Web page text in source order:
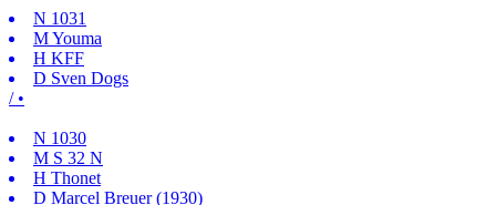
N 1031
MYouma
H KFF
D Sven Dogs
/ •
N 1030
M S 32 N
H Thonet
D Marcel Breuer (1930)